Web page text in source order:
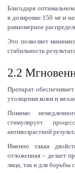
Благодаря
в дозировке 150 мг и
равномерное
Это позволяет
стабильность
2.2
Препарат
утолщения кожи и
Помимо
стимулирует
антивозрастной
Именно такая
отложенная – делает
лица, так и для